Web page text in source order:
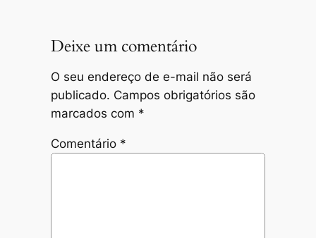
Deixe um comentário
O seu endereço de e-mail não será
publicado. Campos obrigatórios são
marcados com *
Comentário *